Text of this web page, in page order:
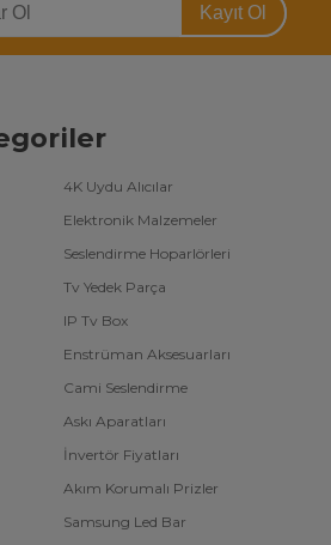
ihtiyaçlarınıza uygun bir model
uygun olanı belirleyin.
için kaliteli markaları tercih
cihazlarla uyumlu modelleri
Kaliteli ve dayanıklı modellerle
yanınızda bulundurabilirsiniz.
inceleyin ve ihtiyacınıza
Kayıt Ol
4K Uydu Alıcılar
Elektronik Malzemeler
Seslendirme Hoparlörleri
Tv Yedek Parça
IP Tv Box
Enstrüman Aksesuarları
Cami Seslendirme
Askı Aparatları
İnvertör Fiyatları
Akım Korumalı Prizler
Samsung Led Bar